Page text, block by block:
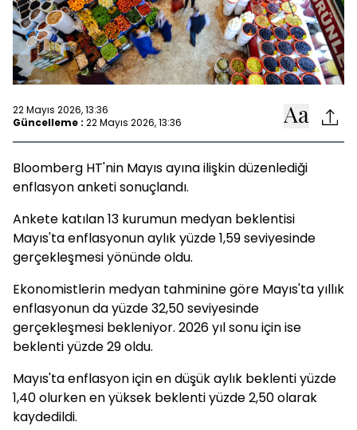
22 Mayıs 2026, 13:36
Güncelleme : 22 Mayıs 2026, 13:36
Bloomberg HT'nin Mayıs ayına ilişkin düzenlediği
enflasyon anketi sonuçlandı.
Ankete katılan 13 kurumun medyan beklentisi
Mayıs'ta enflasyonun aylık yüzde 1,59 seviyesinde
gerçekleşmesi yönünde oldu.
Ekonomistlerin medyan tahminine göre Mayıs'ta yıllık
enflasyonun da yüzde 32,50 seviyesinde
gerçekleşmesi bekleniyor. 2026 yıl sonu için ise
beklenti yüzde 29 oldu.
Mayıs'ta enflasyon için en düşük aylık beklenti yüzde
1,40 olurken en yüksek beklenti yüzde 2,50 olarak
kaydedildi.